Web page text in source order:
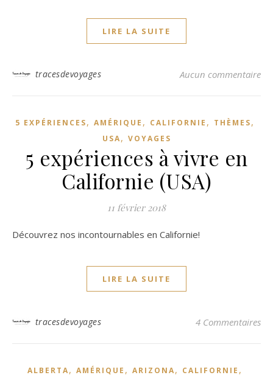
LIRE LA SUITE
tracesdevoyages Aucun commentaire
5 EXPÉRIENCES, AMÉRIQUE , CALIFORNIE , THÈMES,
USA, VOYAGES
5 expériences à vivre en
Californie (USA)
11 février 2018
Découvrez nos incontournables en Californie!
LIRE LA SUITE
tracesdevoyages 4 Commentaires
ALBERTA, AMÉRIQUE , ARIZONA, CALIFORNIE ,